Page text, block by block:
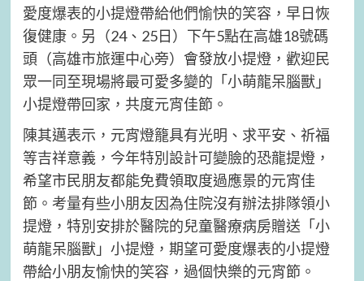
愛度爆表的小提燈帶給他們愉快的笑容，早日恢
復健康。另（24、25日）下午5點在高雄18號碼
頭（高雄市旅運中心旁）會發放小提燈，歡迎民
眾一同至現場將最可愛多變的「小萌龍呆腦獸」
小提燈帶回家，共度元宵佳節。
陳其邁表示，元宵燈籠具有光明、求平安、祈福
等吉祥意義，今年特別設計可變臉的恐龍提燈，
希望市民朋友都能免費領取度過應景的元宵佳
節。考量有些小朋友因為住院沒有辦法排隊領小
提燈，特別安排於醫院的兒童醫療病房贈送「小
萌龍呆腦獸」小提燈，期望可愛度爆表的小提燈
帶給小朋友愉快的笑容，過個快樂的元宵節。